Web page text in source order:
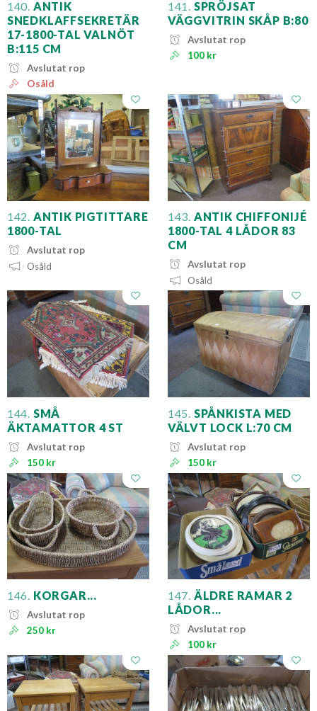
140. ANTIK
SNEDKLAFFSEKRETÄR
17-1800-TAL VALNÖT
B:115 CM
Avslutat rop
Osåld
141. SPRÖJSAT
VÄGGVITRIN SKÅP B:80
Avslutat rop
100 kr
142. ANTIK PIGTITTARE
1800-TAL
Avslutat rop
Osåld
143. ANTIK CHIFFONIJÉ
1800-TAL 4 LÅDOR 83
CM
Avslutat rop
Osåld
144. SMÅ
ÄKTAMATTOR 4 ST
Avslutat rop
150 kr
145. SPÅNKISTA MED
VÄLVT LOCK L:70 CM
Avslutat rop
150 kr
146. KORGAR...
Avslutat rop
250 kr
147. ÄLDRE RAMAR 2
LÅDOR...
Avslutat rop
100 kr